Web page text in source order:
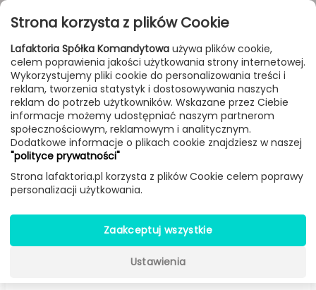
Przejdź do treści
FILTROWANIE & SORTOWANIE
Lampy Producenci AQForm Produkt
Modern Glass Flared TP GU10
zwieszany (Biały struktura,
Strona korzysta z plików Cookie
Lafaktoria Spółka Komandytowa używa plików cookie,
celem poprawienia jakości użytkowania strony internetowej.
Wykorzystujemy pliki cookie do personalizowania treści i
reklam, tworzenia statystyk i dostosowywania naszych
reklam do potrzeb użytkowników. Wskazane przez Ciebie
informacje możemy udostępniać naszym partnerom
społecznościowym, reklamowym i analitycznym.
Dodatkowe informacje o plikach cookie znajdziesz w naszej
"polityce prywatności"
Strona lafaktoria.pl korzysta z plików Cookie celem poprawy
personalizacji użytkowania.
Zaakceptuj wszystkie
Ustawienia